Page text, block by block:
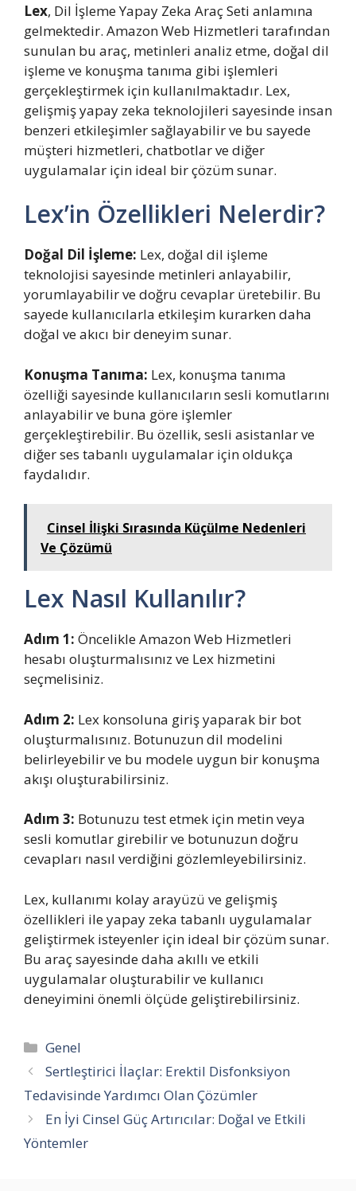
Lex, Dil İşleme Yapay Zeka Araç Seti anlamına
gelmektedir. Amazon Web Hizmetleri tarafından
sunulan bu araç, metinleri analiz etme, doğal dil
işleme ve konuşma tanıma gibi işlemleri
gerçekleştirmek için kullanılmaktadır. Lex,
gelişmiş yapay zeka teknolojileri sayesinde insan
benzeri etkileşimler sağlayabilir ve bu sayede
müşteri hizmetleri, chatbotlar ve diğer
uygulamalar için ideal bir çözüm sunar.
Lex’in Özellikleri Nelerdir?
Doğal Dil İşleme: Lex, doğal dil işleme
teknolojisi sayesinde metinleri anlayabilir,
yorumlayabilir ve doğru cevaplar üretebilir. Bu
sayede kullanıcılarla etkileşim kurarken daha
doğal ve akıcı bir deneyim sunar.
Konuşma Tanıma: Lex, konuşma tanıma
özelliği sayesinde kullanıcıların sesli komutlarını
anlayabilir ve buna göre işlemler
gerçekleştirebilir. Bu özellik, sesli asistanlar ve
diğer ses tabanlı uygulamalar için oldukça
faydalıdır.
Cinsel İlişki Sırasında Küçülme Nedenleri
Ve Çözümü
Lex Nasıl Kullanılır?
Adım 1: Öncelikle Amazon Web Hizmetleri
hesabı oluşturmalısınız ve Lex hizmetini
seçmelisiniz.
Adım 2: Lex konsoluna giriş yaparak bir bot
oluşturmalısınız. Botunuzun dil modelini
belirleyebilir ve bu modele uygun bir konuşma
akışı oluşturabilirsiniz.
Adım 3: Botunuzu test etmek için metin veya
sesli komutlar girebilir ve botunuzun doğru
cevapları nasıl verdiğini gözlemleyebilirsiniz.
Lex, kullanımı kolay arayüzü ve gelişmiş
özellikleri ile yapay zeka tabanlı uygulamalar
geliştirmek isteyenler için ideal bir çözüm sunar.
Bu araç sayesinde daha akıllı ve etkili
uygulamalar oluşturabilir ve kullanıcı
deneyimini önemli ölçüde geliştirebilirsiniz.
Kategoriler
Genel
Sertleştirici İlaçlar: Erektil Disfonksiyon
Tedavisinde Yardımcı Olan Çözümler
En İyi Cinsel Güç Artırıcılar: Doğal ve Etkili
Yöntemler